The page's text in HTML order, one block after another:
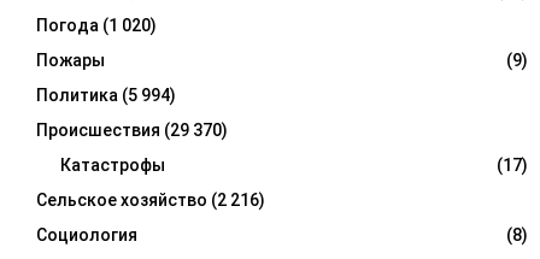
Погода (1 020)
Пожары
(9)
Политика (5 994)
Происшествия (29 370)
Катастрофы
(17)
Сельское хозяйство (2 216)
Социология
(8)